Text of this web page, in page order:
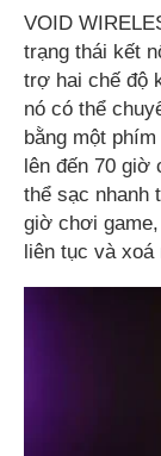
VOID
trạng thái kết
trợ hai chế độ
nó có thể
bằng một
lên đến 70
thể sạc nhanh
giờ chơi
liên tục và